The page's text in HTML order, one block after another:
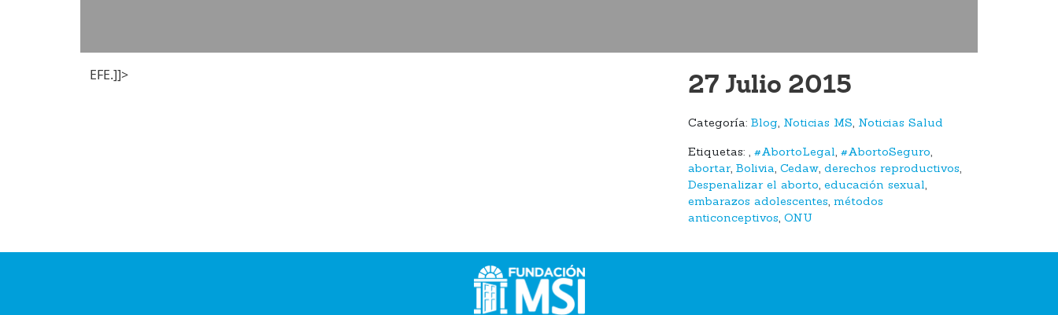
EFE.]]> 27 Julio 2015
Categoría: Blog, Noticias MS, Noticias Salud
Etiquetas: , #AbortoLegal, #AbortoSeguro,
abortar, Bolivia, Cedaw, derechos reproductivos,
Despenalizar el aborto, educación sexual,
embarazos adolescentes, métodos
anticonceptivos, ONU